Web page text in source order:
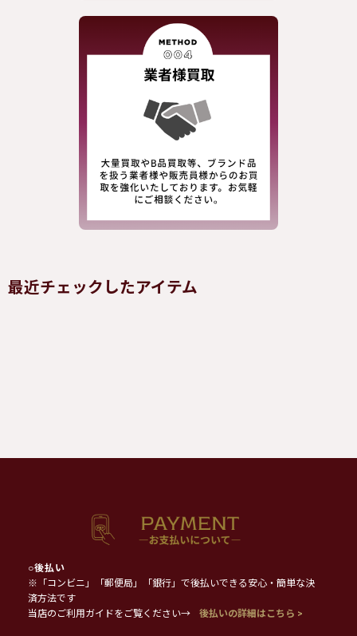
最近チェックしたアイテム
○後払い
※「コンビニ」「郵便局」「銀行」で後払いできる安心・簡単な決
済方法です
当店のご利用ガイドをご覧ください→
後払いの詳細はこちら >